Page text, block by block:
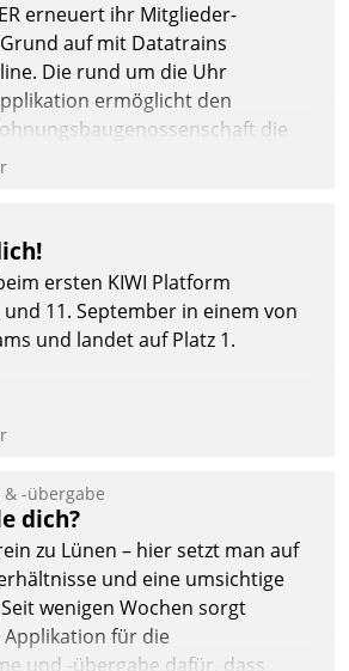
erneuert ihr Mitglieder-
auf mit Datatrains
Die rund um die Uhr
ermöglicht den
die
Smartphone, Tablet oder PC.
ersten KIWI Platform
11. September in einem von
und landet auf Platz 1.
-übergabe
dich?
zu Lünen – hier setzt man auf
und eine umsichtige
wenigen Wochen sorgt
für die
und -übergabe dafür, dass